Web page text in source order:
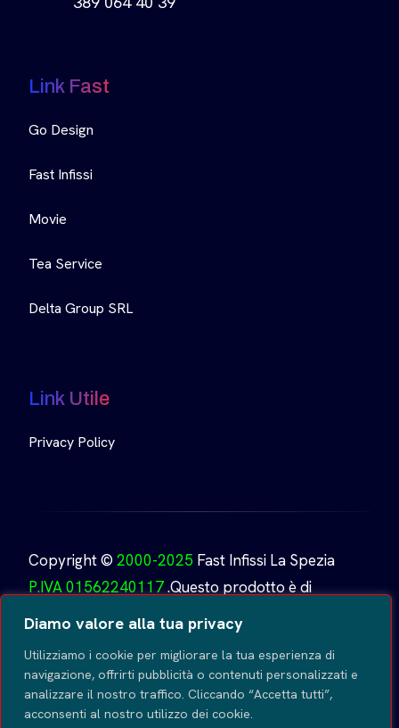
Diamo valore alla tua privacy
Utilizziamo i cookie per migliorare la tua esperienza di
navigazione, offrirti pubblicità o contenuti personalizzati e
analizzare il nostro traffico. Cliccando “Accetta tutti”,
acconsenti al nostro utilizzo dei cookie.
Link Fast
Go Design
Fast Infissi
Movie
Tea Service
Delta Group SRL
Link Utile
Privacy Policy
Copyright © 2000-2025 Fast Infissi La Spezia
P.IVA 01562240117.Questo prodotto è di
proprietà di
Fast Infissi. Creato da